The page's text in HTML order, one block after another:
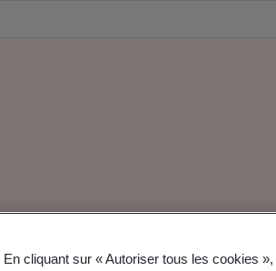
En cliquant sur « Autoriser tous les cookies